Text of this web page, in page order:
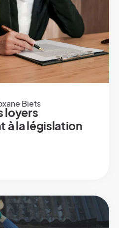
Biets
loyers
à la législation